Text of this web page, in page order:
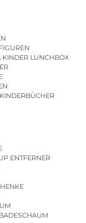
KINDER LUNCHBOX
ENTFERNER